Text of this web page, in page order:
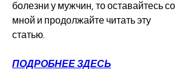
болезни у мужчин, то оставайтесь со
мной и продолжайте читать эту
статью.
ПОДРОБНЕЕ ЗДЕСЬ